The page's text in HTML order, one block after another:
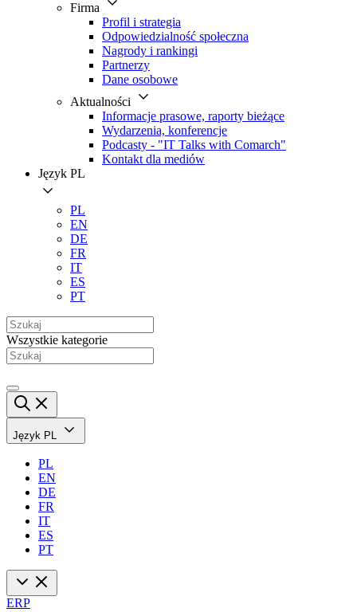
Firma
Profil i strategia
Odpowiedzialność społeczna
Nagrody i rankingi
Partnerzy
Dane osobowe
Aktualności
Informacje prasowe, raporty bieżące
Wydarzenia, konferencje
Podcasty - "IT Talks with Comarch"
Kontakt dla mediów
Język PL
PL
EN
DE
FR
IT
ES
PT
Wszystkie kategorie
Język PL
PL
EN
DE
FR
IT
ES
PT
ERP